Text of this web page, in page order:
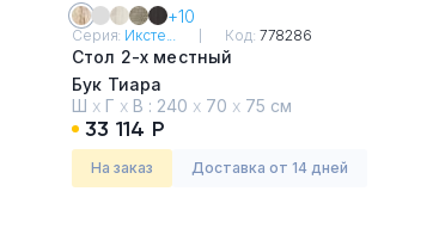
+10
Серия: Иксте... Код: 778286
Стол 2-х местный
Бук Тиара
Ш х Г х В : 240 х 70 х 75 см
33 114 Р
На заказ Доставка от 14 дней